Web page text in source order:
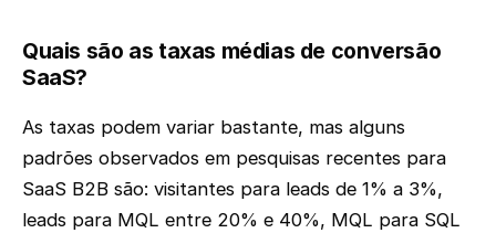
Quais são as taxas médias de conversão
SaaS?
As taxas podem variar bastante, mas alguns
padrões observados em pesquisas recentes para
SaaS B2B são: visitantes para leads de 1% a 3%,
leads para MQL entre 20% e 40%, MQL para SQL